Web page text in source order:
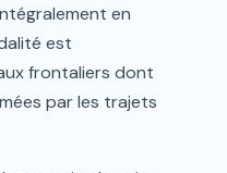
en
est
frontaliers dont
par les trajets